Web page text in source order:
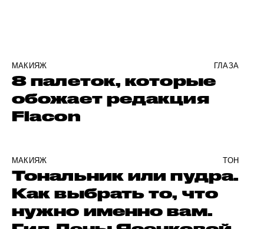
МАКИЯЖ ГЛАЗА
8 палеток, которые
обожает редакция
Flacon
МАКИЯЖ ТОН
Тональник или пудра.
Как выбрать то, что
нужно именно вам.